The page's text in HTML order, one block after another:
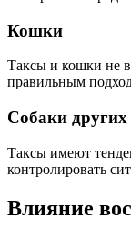
Кошки
Таксы и кошки не
правильным
Собаки других
Таксы имеют
контролировать
Влияние